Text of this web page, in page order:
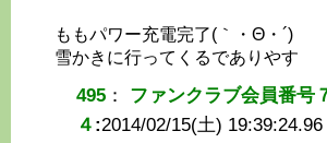
ももパワー充電完了(｀・Θ・´)
雪かきに行ってくるでありやす
495 ： ファンクラブ会員番号
４ :2014/02/15(土) 19:39:24.96